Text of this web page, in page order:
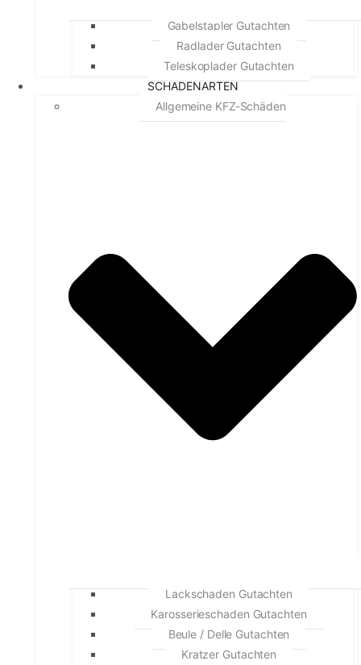
Gabelstapler Gutachten
Radlader Gutachten
Teleskoplader Gutachten
SCHADENARTEN
Allgemeine KFZ-Schäden
Lackschaden Gutachten
Karosserieschaden Gutachten
Beule / Delle Gutachten
Kratzer Gutachten